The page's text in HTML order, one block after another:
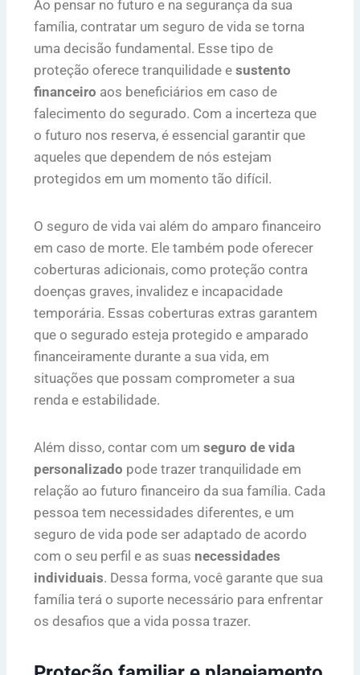
Ao pensar no futuro e na segurança da sua
família, contratar um seguro de vida se torna
uma decisão fundamental. Esse tipo de
proteção oferece tranquilidade e sustento
financeiro aos beneficiários em caso de
falecimento do segurado. Com a incerteza que
o futuro nos reserva, é essencial garantir que
aqueles que dependem de nós estejam
protegidos em um momento tão difícil.
O seguro de vida vai além do amparo financeiro
em caso de morte. Ele também pode oferecer
coberturas adicionais, como proteção contra
doenças graves, invalidez e incapacidade
temporária. Essas coberturas extras garantem
que o segurado esteja protegido e amparado
financeiramente durante a sua vida, em
situações que possam comprometer a sua
renda e estabilidade.
Além disso, contar com um seguro de vida
personalizado pode trazer tranquilidade em
relação ao futuro financeiro da sua família. Cada
pessoa tem necessidades diferentes, e um
seguro de vida pode ser adaptado de acordo
com o seu perfil e as suas necessidades
individuais. Dessa forma, você garante que sua
família terá o suporte necessário para enfrentar
os desafios que a vida possa trazer.